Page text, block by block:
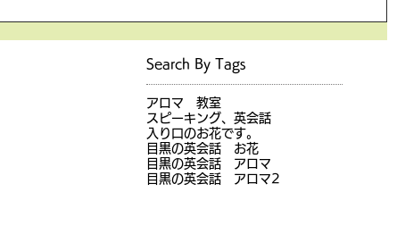
お願
Search By Tags
アロマ 教室
スピーキング、英会話
入り口のお花です。
目黒の英会話 お花
目黒の英会話 アロマ
目黒の英会話 アロマ2